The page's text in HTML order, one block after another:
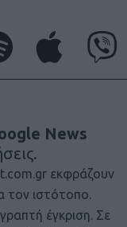
News
εκφράζουν
τον ιστότοπο.
έγκριση. Σε